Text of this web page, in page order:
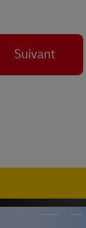
Suivant